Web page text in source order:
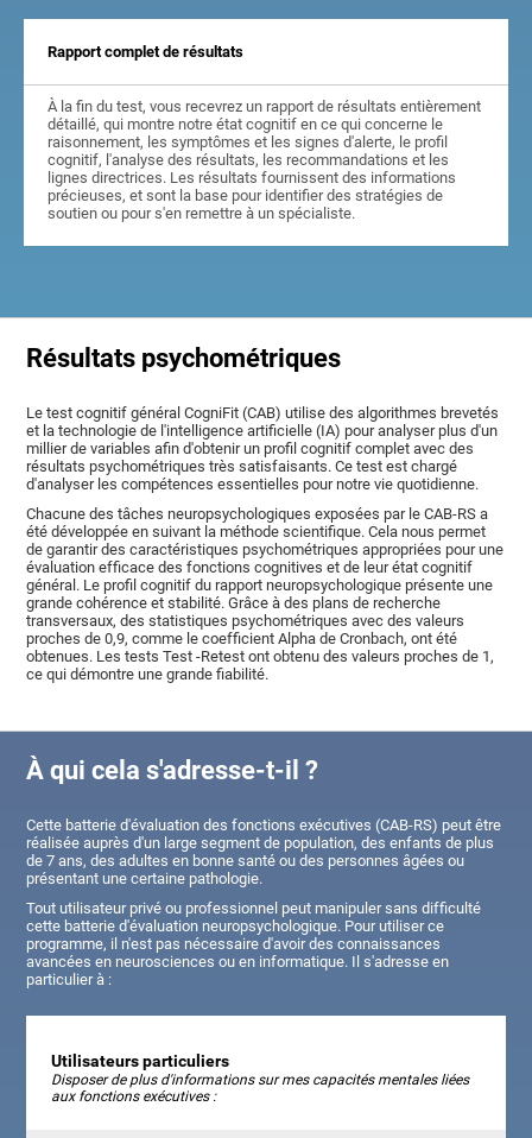
Rapport complet de résultats
À la fin du test, vous recevrez un rapport de résultats entièrement
détaillé, qui montre notre état cognitif en ce qui concerne le
raisonnement, les symptômes et les signes d'alerte, le profil
cognitif, l'analyse des résultats, les recommandations et les
lignes directrices. Les résultats fournissent des informations
précieuses, et sont la base pour identifier des stratégies de
soutien ou pour s'en remettre à un spécialiste.
Résultats psychométriques
Le test cognitif général CogniFit (CAB) utilise des algorithmes brevetés
et la technologie de l'intelligence artificielle (IA) pour analyser plus d'un
millier de variables afin d'obtenir un profil cognitif complet avec des
résultats psychométriques très satisfaisants. Ce test est chargé
d'analyser les compétences essentielles pour notre vie quotidienne.
Chacune des tâches neuropsychologiques exposées par le CAB-RS a
été développée en suivant la méthode scientifique. Cela nous permet
de garantir des caractéristiques psychométriques appropriées pour une
évaluation efficace des fonctions cognitives et de leur état cognitif
général. Le profil cognitif du rapport neuropsychologique présente une
grande cohérence et stabilité. Grâce à des plans de recherche
transversaux, des statistiques psychométriques avec des valeurs
proches de 0,9, comme le coefficient Alpha de Cronbach, ont été
obtenues. Les tests Test -Retest ont obtenu des valeurs proches de 1,
ce qui démontre une grande fiabilité.
À qui cela s'adresse-t-il ?
Cette batterie d'évaluation des fonctions exécutives (CAB-RS) peut être
réalisée auprès d'un large segment de population, desenfants de plus
de 7 ans, des adultes en bonne santé ou des personnes âgées ou
présentant une certaine pathologie.
Tout utilisateur privé ou professionnel peut manipuler sans difficulté
cette batterie d'évaluation neuropsychologique. Pour utiliser ce
programme, il n'est pas nécessaire d'avoir des connaissances
avancées en neurosciences ou en informatique. Il s'adresse en
particulier à :
Utilisateurs particuliers
Disposer de plus d'informations sur mes capacités mentales liées
aux fonctions exécutives :